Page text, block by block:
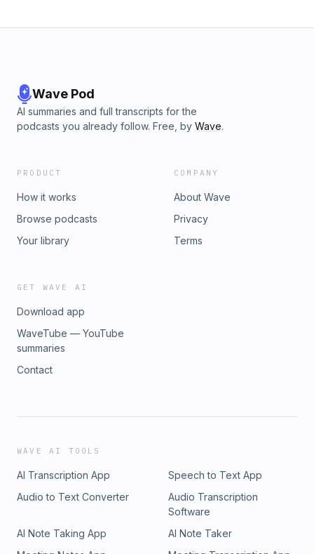
Wave Pod
AI summaries and full transcripts for the
podcasts you already follow. Free, by Wave.
PRODUCT
How it works
Browse podcasts
Your library
COMPANY
About Wave
Privacy
Terms
GET WAVE AI
Download app
WaveTube — YouTube
summaries
Contact
WAVE AI TOOLS
AI Transcription App
Speech to Text App
Audio to Text Converter
Audio Transcription
Software
AI Note Taking App
AI Note Taker